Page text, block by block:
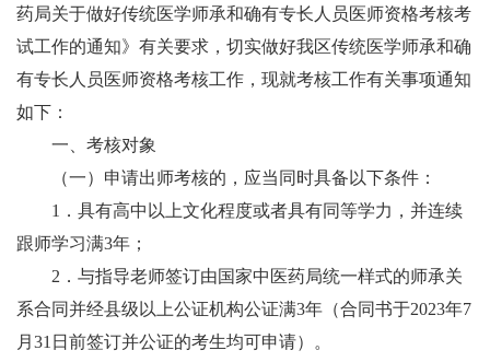
药局关于做好传统医学师承和确有专长人员医师资格考核考
试工作的通知》有关要求，切实做好我区传统医学师承和确
有专长人员医师资格考核工作，现就考核工作有关事项通知
如下：
一、考核对象
（一）申请出师考核的，应当同时具备以下条件：
1．具有高中以上文化程度或者具有同等学力，并连续
跟师学习满3年；
2．与指导老师签订由国家中医药局统一样式的师承关
系合同并经县级以上公证机构公证满3年（合同书于2023年7
月31日前签订并公证的考生均可申请）。